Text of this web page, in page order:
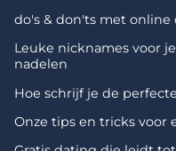
do's & don'ts met online
Leuke nicknames voor
nadelen
Hoe schrijf je de
Onze tips en tricks